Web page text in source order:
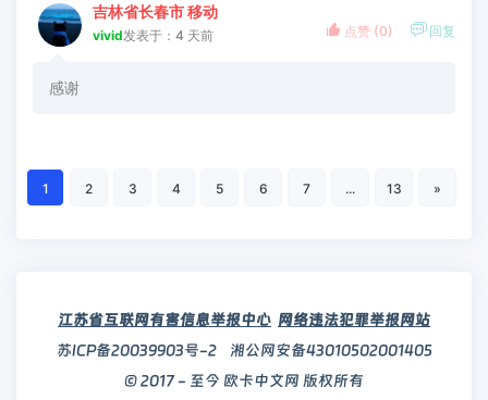
吉林省长春市 移动
vivid发表于：4 天前
感谢
 点赞 (0)  回复
1 2 3 4 5 6 7 ... 13 »
江苏省互联网有害信息举报中心 网络违法犯罪举报网站
苏ICP备20039903号-2
湘公网安备43010502001405
© 2017 - 至今 欧卡中文网 版权所有